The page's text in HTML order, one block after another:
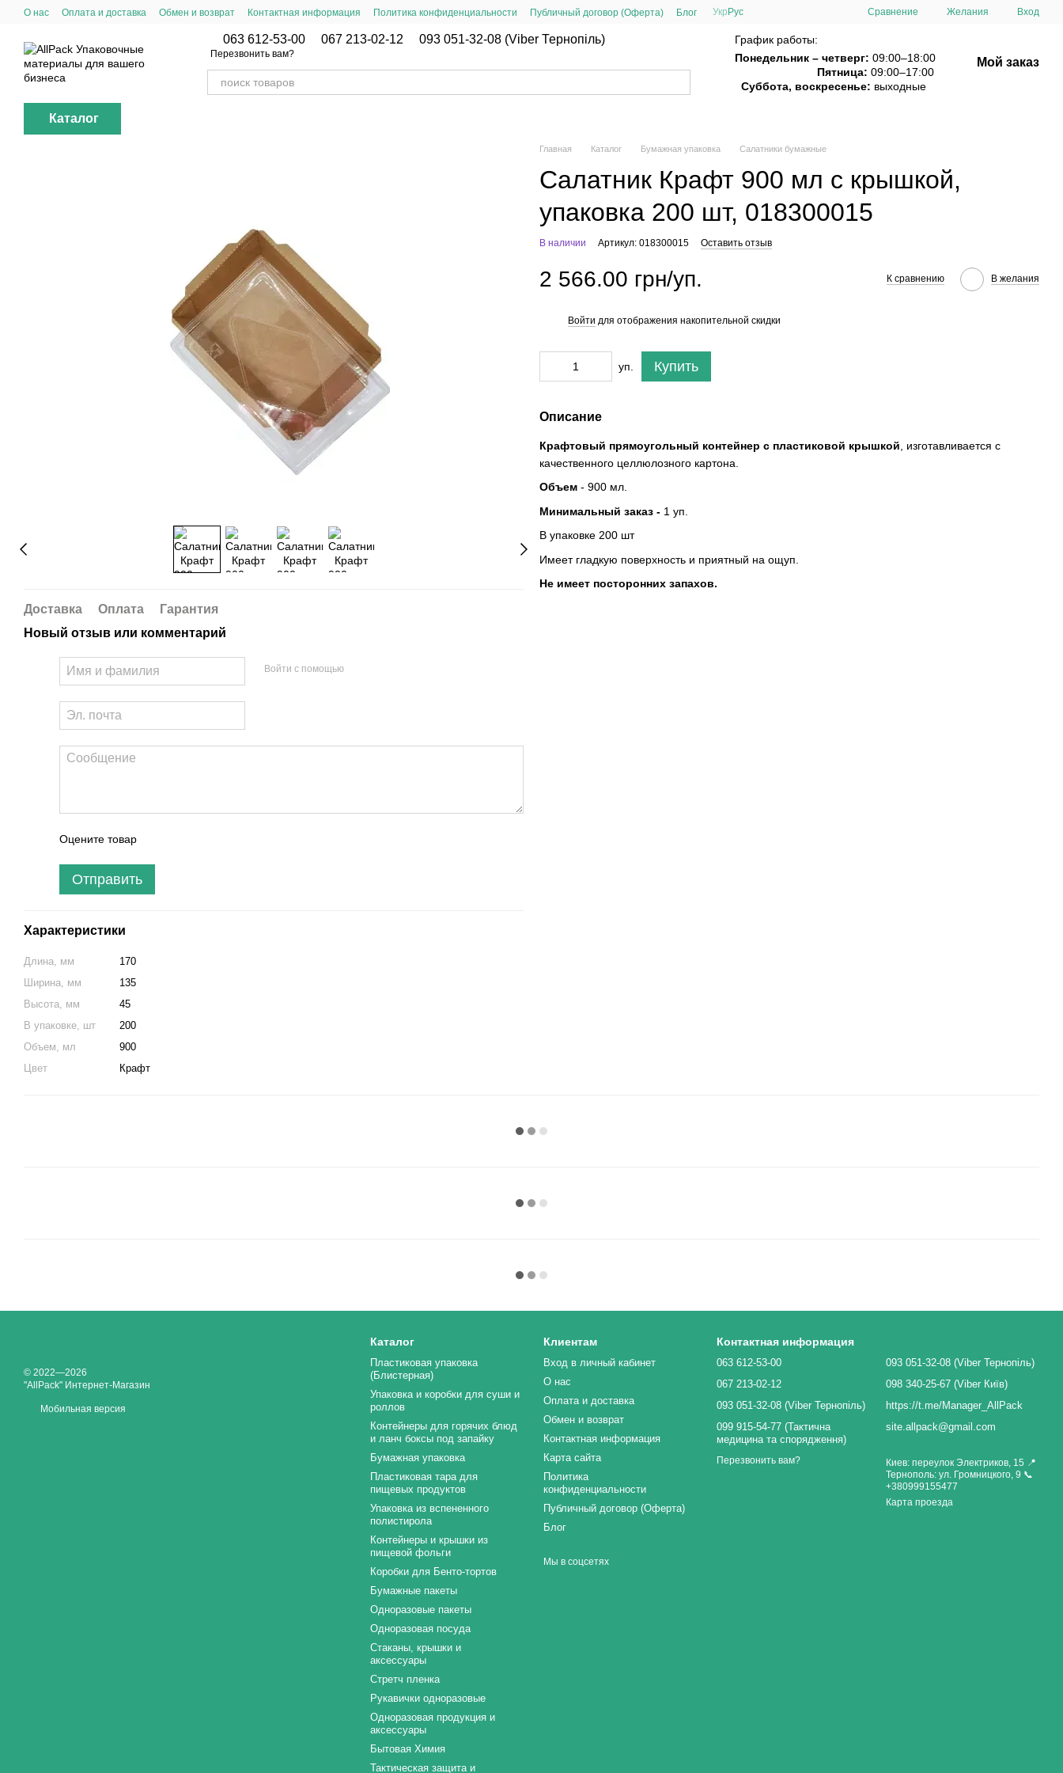
Перейти к основному контенту
О нас Оплата и доставка Обмен и возврат Контактная информация Политика конфиденциальности Публичный договор (Оферта) Блог Укр Рус Сравнение Желания Вход
063 612-53-00 067 213-02-12 093 051-32-08 (Viber Тернопіль)
Перезвонить вам?
График работы:
Понедельник – четверг: 09:00–18:00
Пятница: 09:00–17:00
Суббота, воскресенье: выходные
Мой заказ
Каталог
Доставка Оплата
Гарантия
Новый отзыв или комментарий
Войти с помощью
Оцените товар
Отправить
Характеристики
Длина, мм
170
Ширина, мм
135
Высота, мм
45
В упаковке, шт
200
Объем, мл
900
Цвет
Крафт
Главная Каталог Бумажная упаковка Салатники бумажные
Салатник Крафт 900 мл с крышкой,
упаковка 200 шт, 018300015
В наличии Артикул: 018300015 Оставить отзыв
2 566.00 грн/уп. К сравнению В желания
Войти для отображения накопительной скидки
уп. Купить
Описание
Крафтовый прямоугольный контейнер с пластиковой крышкой , изготавливается с
качественного целлюлозного картона.
Объем - 900 мл.
Минимальный заказ - 1 уп.
В упаковке 200 шт
Имеет гладкую поверхность и приятный на ощуп.
Не имеет посторонних запахов.
© 2022—2026
"AllPack" Интернет-Магазин
Мобильная версия
Каталог
Пластиковая упаковка
(Блистерная)
Упаковка и коробки для суши и
роллов
Контейнеры для горячих блюд
и ланч боксы под запайку
Бумажная упаковка
Пластиковая тара для
пищевых продуктов
Упаковка из вспененного
полистирола
Контейнеры и крышки из
пищевой фольги
Коробки для Бенто-тортов
Бумажные пакеты
Одноразовые пакеты
Одноразовая посуда
Стаканы, крышки и
аксессуары
Стретч пленка
Рукавички одноразовые
Одноразовая продукция и
аксессуары
Бытовая Химия
Тактическая защита и
Клиентам
Вход в личный кабинет
О нас
Оплата и доставка
Обмен и возврат
Контактная информация
Карта сайта
Политика
конфиденциальности
Публичный договор (Оферта)
Блог
Мы в соцсетях
Контактная информация
063 612-53-00
067 213-02-12
093 051-32-08 (Viber Тернопіль)
099 915-54-77 (Тактична
медицина та спорядження)
Перезвонить вам?
093 051-32-08 (Viber Тернопіль)
098 340-25-67 (Viber Київ)
https://t.me/Manager_AllPack
site.allpack@gmail.com
Киев: переулок Электриков, 15 📍
Тернополь: ул. Громницкого, 9 📞
+380999155477
Карта проезда